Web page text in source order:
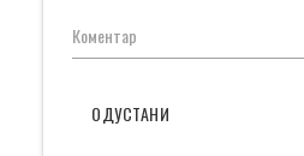
Коментар
ОДУСТАНИ